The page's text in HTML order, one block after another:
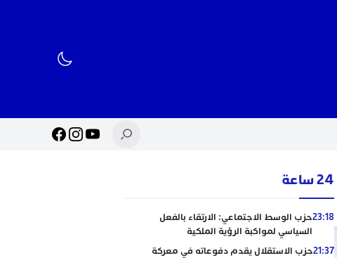
24 ساعة
23:18حزب الوسط الاجتماعي: الارتقاء بالفعل
السياسي لمواكبة الرؤية الملكية
21:37حزب الاستقلال يقدم دفوعاته في معركة